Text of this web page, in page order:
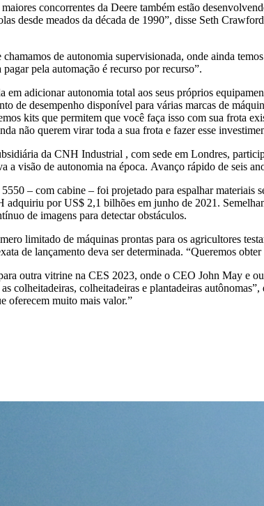
concorrentes da Deere também estão
desde meados da década de 1990”, disse Seth
chamamos de autonomia supervisionada, onde ainda
pela automação é recurso por recurso”.
em adicionar autonomia total aos seus próprios
de desempenho disponível para várias marcas de
kits que permitem que você faça isso com sua frota
não querem virar toda a sua frota e fazer esse
da CNH Industrial , com sede em Londres,
a visão de autonomia na época. Avanço rápido de seis
– com cabine – foi projetado para espalhar
adquiriu por US$ 2,1 bilhões em junho de 2021.
de imagens para detectar obstáculos.
limitado de máquinas prontas para os agricultores
de lançamento deva ser determinada. “Queremos
outra vitrine na CES 2023, onde o CEO John May e
colheitadeiras, colheitadeiras e plantadeiras
oferecem muito mais valor.”